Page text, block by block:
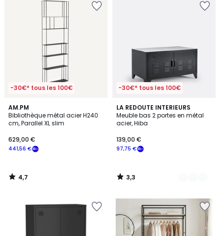
-30€* tous les 100€
AM.PM
Bibliothèque métal acier H240
cm, Parallel XL slim
441,56 €
629,00 €
4,7
/ 5
4,7
/
-30€* tous les 100€
LA REDOUTE INTERIEURS
Meuble bas 2 portes en métal
acier, Hiba
97,75 €
139,00 €
3,3
/ 5
4
Couleurs
3,3
/